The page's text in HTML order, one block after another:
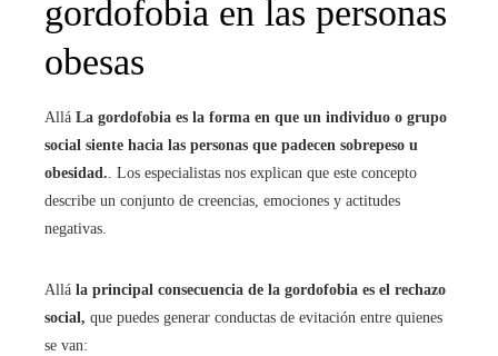
gordofobia en las personas
obesas
Allá La gordofobia es la forma en que un individuo o grupo
social siente hacia las personas que padecen sobrepeso u
obesidad.. Los especialistas nos explican que este concepto
describe un conjunto de creencias, emociones y actitudes
negativas.
Allá la principal consecuencia de la gordofobia es el rechazo
social, que puedes generar conductas de evitación entre quienes
se van: